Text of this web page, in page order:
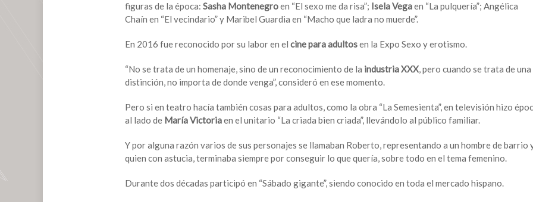
figuras de la época: Sasha Montenegroen “El sexo me da risa”; Isela Vegaen “La pulquería”; Angélica
Chaín en “El vecindario” y Maribel Guardia en “Macho que ladra no muerde”.
En 2016 fue reconocido por su labor en el cine para adultosen la Expo Sexo y erotismo.
“No se trata de un homenaje, sino de un reconocimiento de la industria XXX, pero cuando se trata de una
distinción, no importa de donde venga”, consideró en ese momento.
Pero si en teatro hacía también cosas para adultos, como la obra “La Semesienta”, en televisión hizo
al lado de María Victoriaen el unitario “La criada bien criada”, llevándolo al público familiar.
Y por alguna razón varios de sus personajes se llamaban Roberto, representando a un hombre de barrio
quien con astucia, terminaba siempre por conseguir lo que quería, sobre todo en el tema femenino.
Durante dos décadas participó en “Sábado gigante”, siendo conocido en toda el mercado hispano.